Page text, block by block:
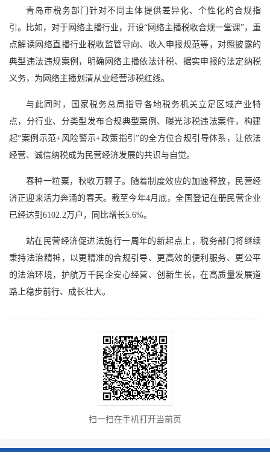
青岛市税务部门针对不同主体提供差异化、个性化的合规指
引。比如，对于网络主播行业，开设“网络主播税收合规一堂课”，重
点解读网络直播行业税收监管导向、收入申报规范等，对照披露的
典型违法违规案例，明确网络主播依法计税、据实申报的法定纳税
义务，为网络主播划清从业经营涉税红线。
与此同时，国家税务总局指导各地税务机关立足区域产业特
点，分行业、分类型发布合规典型案例、曝光涉税违法案件，构建
起“案例示范+风险警示+政策指引”的全方位合规引导体系，让依法
经营、诚信纳税成为民营经济发展的共识与自觉。
春种一粒粟，秋收万颗子。随着制度效应的加速释放，民营经
济正迎来活力奔涌的春天。截至今年4月底，全国登记在册民营企业
已经达到6102.2万户，同比增长5.6%。
站在民营经济促进法施行一周年的新起点上，税务部门将继续
秉持法治精神，以更精准的合规引导、更高效的便利服务、更公平
的法治环境，护航万千民企安心经营、创新生长，在高质量发展道
路上稳步前行、成长壮大。
扫一扫在手机打开当前页